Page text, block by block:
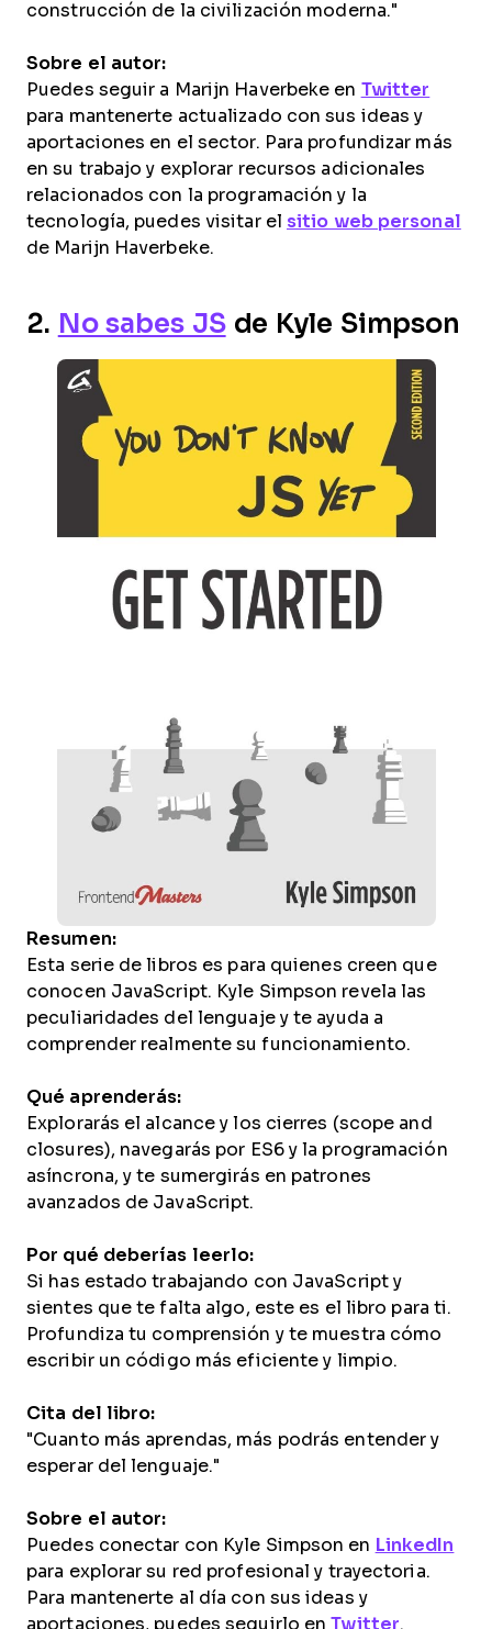
construcción de la civilización moderna."
Sobre el autor:
Puedes seguir a Marijn Haverbeke en Twitter
para mantenerte actualizado con sus ideas y
aportaciones en el sector. Para profundizar más
en su trabajo y explorar recursos adicionales
relacionados con la programación y la
tecnología, puedes visitar el sitio web personal
de Marijn Haverbeke.
2. No sabes JSde Kyle Simpson
Resumen:
Esta serie de libros es para quienes creen que
conocen JavaScript. Kyle Simpson revela las
peculiaridades del lenguaje y te ayuda a
comprender realmente su funcionamiento.
Qué aprenderás:
Explorarás el alcance y los cierres (scope and
closures), navegarás por ES6 y la programación
asíncrona, y te sumergirás en patrones
avanzados de JavaScript.
Por qué deberías leerlo:
Si has estado trabajando con JavaScript y
sientes que te falta algo, este es el libro para ti.
Profundiza tu comprensión y te muestra cómo
escribir un código más eficiente y limpio.
Cita del libro:
"Cuanto más aprendas, más podrás entender y
esperar del lenguaje."
Sobre el autor:
Puedes conectar con Kyle Simpson en LinkedIn
para explorar su red profesional y trayectoria.
Para mantenerte al día con sus ideas y
aportaciones, puedes seguirlo enTwitter.